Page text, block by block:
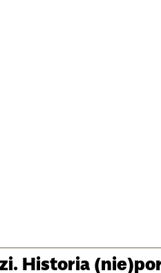
Historia